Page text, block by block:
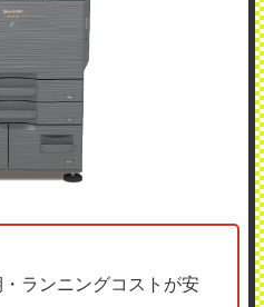
ランニングコストが安